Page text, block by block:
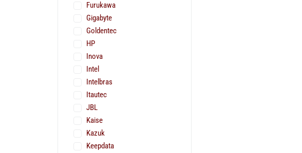
Furukawa
Gigabyte
Goldentec
HP
Inova
Intel
Intelbras
Itautec
JBL
Kaise
Kazuk
Keepdata